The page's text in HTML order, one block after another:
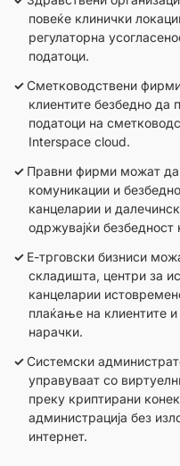
повеќе клинички
регулаторна
податоци.
Сметководствени
клиентите безбедно да
податоци на
Interspace cloud.
Правни фирми можат да
комуникации и
канцеларии и
одржувајќи
Е-трговски бизниси
складишта, центри за
канцеларии
плаќање на клиентите
нарачки.
Системски
управуваат со
преку криптирани
администрација без
интернет.